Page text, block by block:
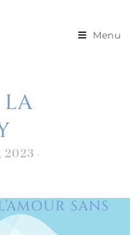
Menu
LA
2023 •
SANS